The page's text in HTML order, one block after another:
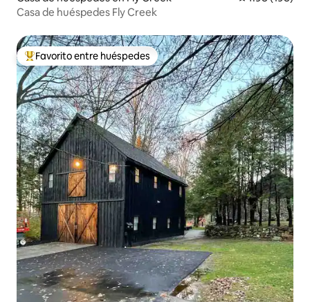
Casa de huéspedes Fly Creek
De los mejores en Favorito entre huéspedes
Favorito entre huéspedes